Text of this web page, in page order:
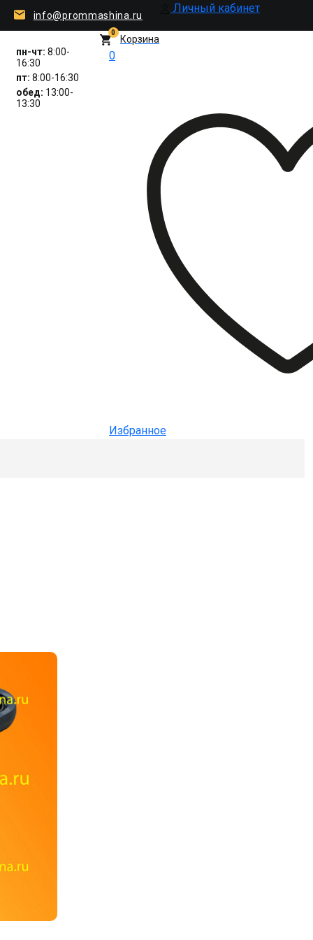
info@prommashina.ru
Личный кабинет
пн-чт: 8:00-
16:30
пт: 8:00-16:30
обед: 13:00-
13:30
0
Корзина
0
Избранное